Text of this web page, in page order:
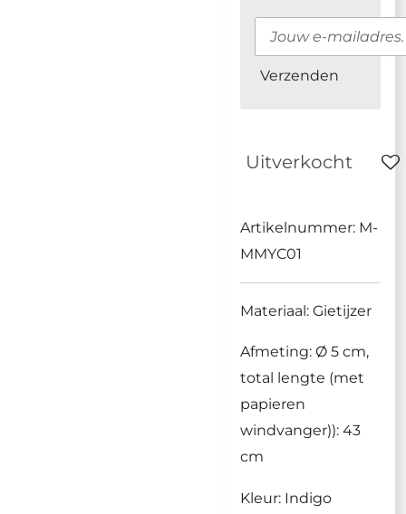
Verzenden
Uitverkocht
Artikelnummer: M-
MMYC01
Materiaal: Gietijzer
Afmeting: Ø 5 cm,
total lengte (met
papieren
windvanger)): 43
cm
Kleur: Indigo